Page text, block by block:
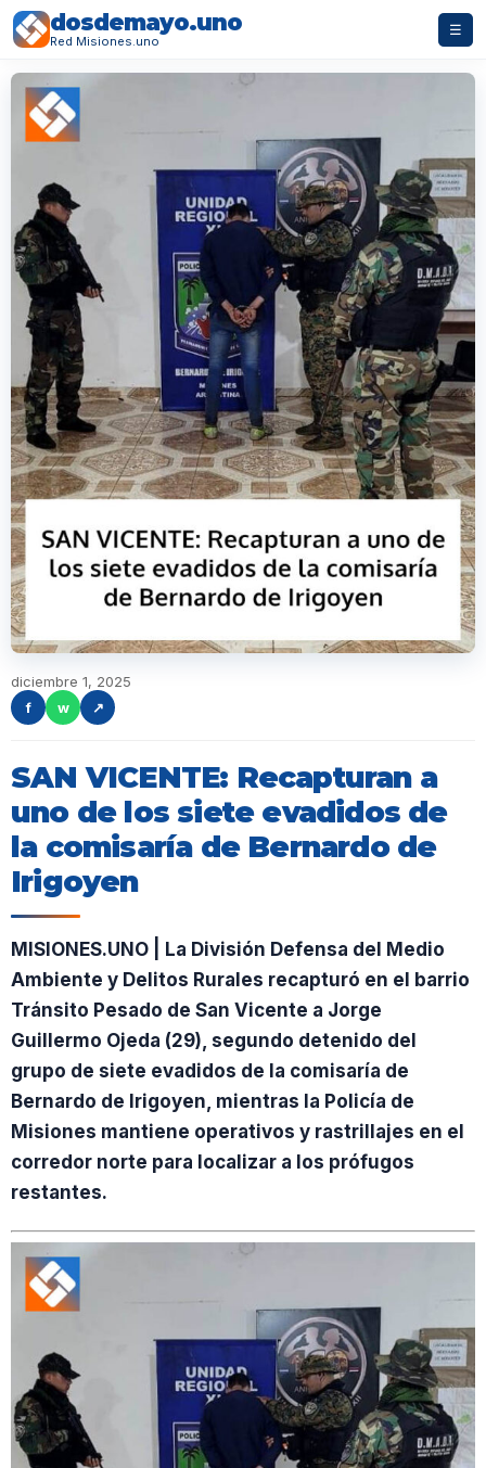
dosdemayo.uno
Red Misiones.uno
☰
diciembre 1, 2025
f
w ↗
SAN VICENTE: Recapturan a
uno de los siete evadidos de
la comisaría de Bernardo de
Irigoyen
MISIONES.UNO | La División Defensa del Medio
Ambiente y Delitos Rurales recapturó en el barrio
Tránsito Pesado de San Vicente a Jorge
Guillermo Ojeda (29), segundo detenido del
grupo de siete evadidos de la comisaría de
Bernardo de Irigoyen, mientras la Policía de
Misiones mantiene operativos y rastrillajes en el
corredor norte para localizar a los prófugos
restantes.